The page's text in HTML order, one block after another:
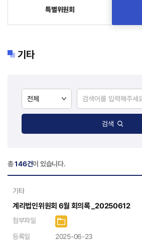
특별위원회
기타
검색
총146건이 있습니다.
기타
계리법인위원회 6월 회의록 _20250612
첨부파일
등록일
2025-06-23